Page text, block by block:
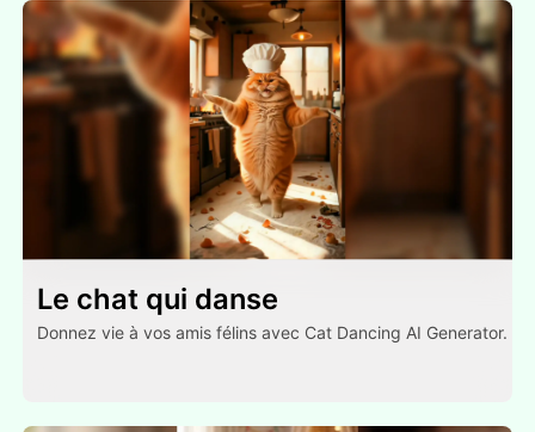
Le chat qui danse
Donnez vie à vos amis félins avec Cat Dancing AI Generator.